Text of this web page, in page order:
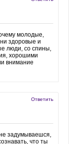
молодые,
здоровые и
люди, со спины,
хорошими
внимание
Ответить
задумываешся,
что ты